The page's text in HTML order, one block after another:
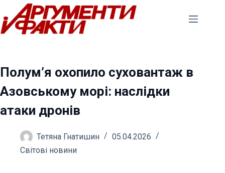
Перейти
до
вмісту
Полум’я охопило суховантаж в
Азовському морі: наслідки
атаки дронів
Тетяна Гнатишин
05.04.2026
Світові новини